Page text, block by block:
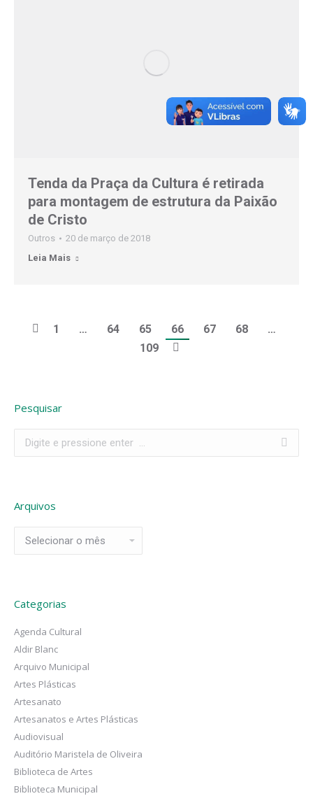
Tenda da Praça da Cultura é retirada
para montagem de estrutura da Paixão
de Cristo
Outros
20 de março de 2018
Leia Mais
1 … 64 65 66 67 68
…
109
Pesquisar
Arquivos
Categorias
Agenda Cultural
Aldir Blanc
Arquivo Municipal
Artes Plásticas
Artesanato
Artesanatos e Artes Plásticas
Audiovisual
Auditório Maristela de Oliveira
Biblioteca de Artes
Biblioteca Municipal